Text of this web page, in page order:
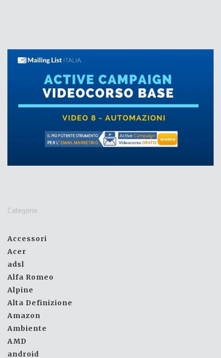
Categorie
Accessori
Acer
adsl
Alfa Romeo
Alpine
Alta Definizione
Amazon
Ambiente
AMD
android